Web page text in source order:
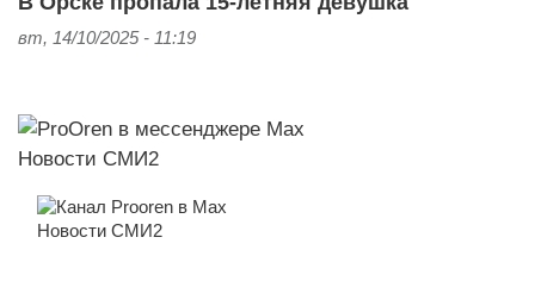
вт, 14/10/2025 - 11:19
Новости СМИ2
Новости СМИ2